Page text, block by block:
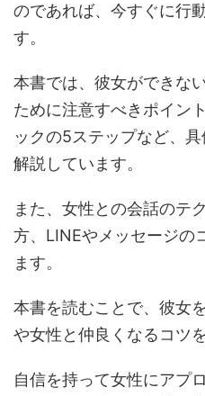
のであれば、今すぐに行
す。
本書では、彼女ができな
ために注意すべきポイン
ックの5ステップなど、
解説しています。
また、女性との会話のテ
方、LINEやメッセージの
ます。
本書を読むことで、彼女
や女性と仲良くなるコツ
自信を持って女性にアプ